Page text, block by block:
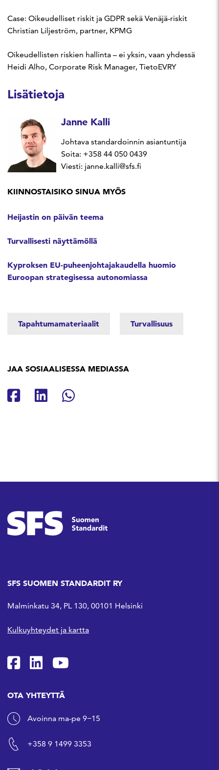
Case: Oikeudelliset riskit ja GDPR sekä Venäjä-riskit
Christian Liljeström, partner, KPMG
Oikeudellisten riskien hallinta – ei yksin, vaan yhdessä
Heidi Alho, Corporate Risk Manager, TietoEVRY
Lisätietoja
Janne Kalli
Johtava standardoinnin asiantuntija
Soita: +358 44 050 0439
Viesti: janne.kalli@sfs.fi
KIINNOSTAISIKO SINUA MYÖS
Heijastin on päivän teema
Turvallisesti näyttämöllä
Kyproksen EU-puheenjohtajakaudella huomio
Euroopan strategisessa autonomiassa
Tapahtumamateriaalit Turvallisuus
JAA SOSIAALISESSA MEDIASSA
Jaa Facebookissa
Jaa Linkedinissä
Jaa Whatsappissa
SFS SUOMEN STANDARDIT RY
Malminkatu 34, PL 130, 00101 Helsinki
Kulkuyhteydet ja kartta
SFS Facebookissa
SFS Linkedinissä
SFS Youtubessa
OTA YHTEYTTÄ
Avoinna ma-pe 9−15
+358 9 1499 3353